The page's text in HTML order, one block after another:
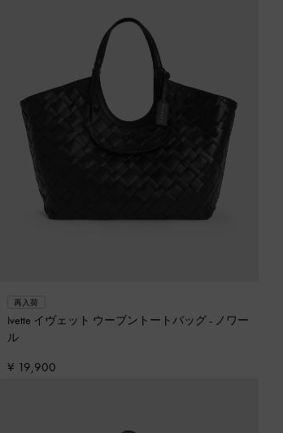
再入荷
Ivette イヴェット ウーブントートバッグ - ノワー
ル
¥ 19,900